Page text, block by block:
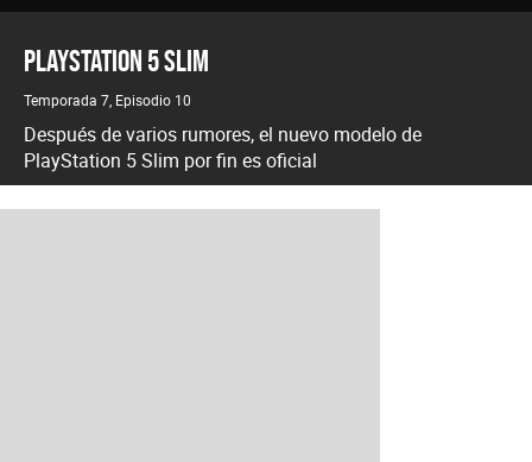
PlayStation 5 Slim
Temporada 7, Episodio 10
Después de varios rumores, el nuevo modelo de
PlayStation 5 Slim por fin es oficial